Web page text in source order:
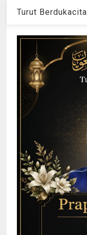
Turut Berdukacita